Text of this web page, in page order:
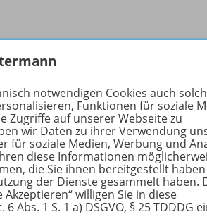
hat in den letzten Jahrzehnten
– mit weitreichenden
notwendigen Cookies auch
Funktionen für soziale
Zugriffe auf unserer Webseite zu
wir Daten zu ihrer Verwendung
für soziale Medien, Werbung und
diese Informationen
die Sie ihnen bereitgestellt
der Dienste gesammelt haben.
willigen Sie in diese
Abs. 1 S. 1 a) DSGVO, § 25 TDDDG